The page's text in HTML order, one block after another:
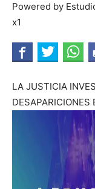
Powered by
x1
LA JUSTICIA
DESAPARICIONES